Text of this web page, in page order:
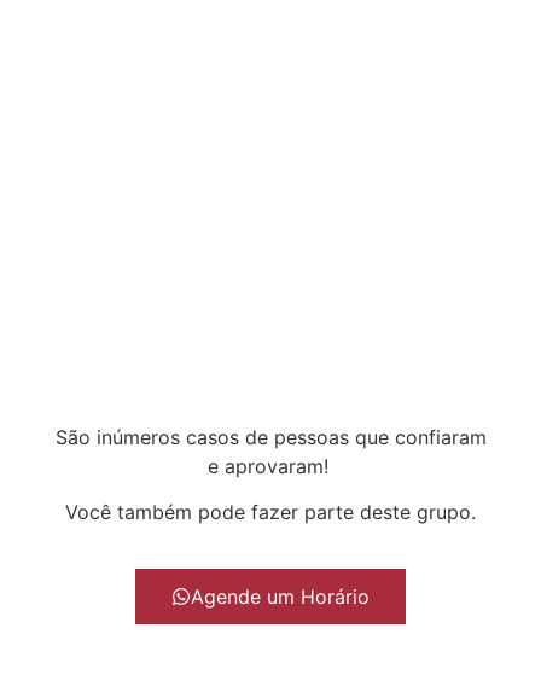
São inúmeros casos de pessoas que confiaram
e aprovaram!
Você também pode fazer parte deste grupo.
Agende um Horário